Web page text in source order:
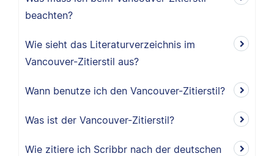
beachten?
Wie sieht das Literaturverzeichnis im
Vancouver-Zitierstil aus?
Wann benutze ich den Vancouver-Zitierstil?
Was ist der Vancouver-Zitierstil?
Wie zitiere ich Scribbr nach der deutschen